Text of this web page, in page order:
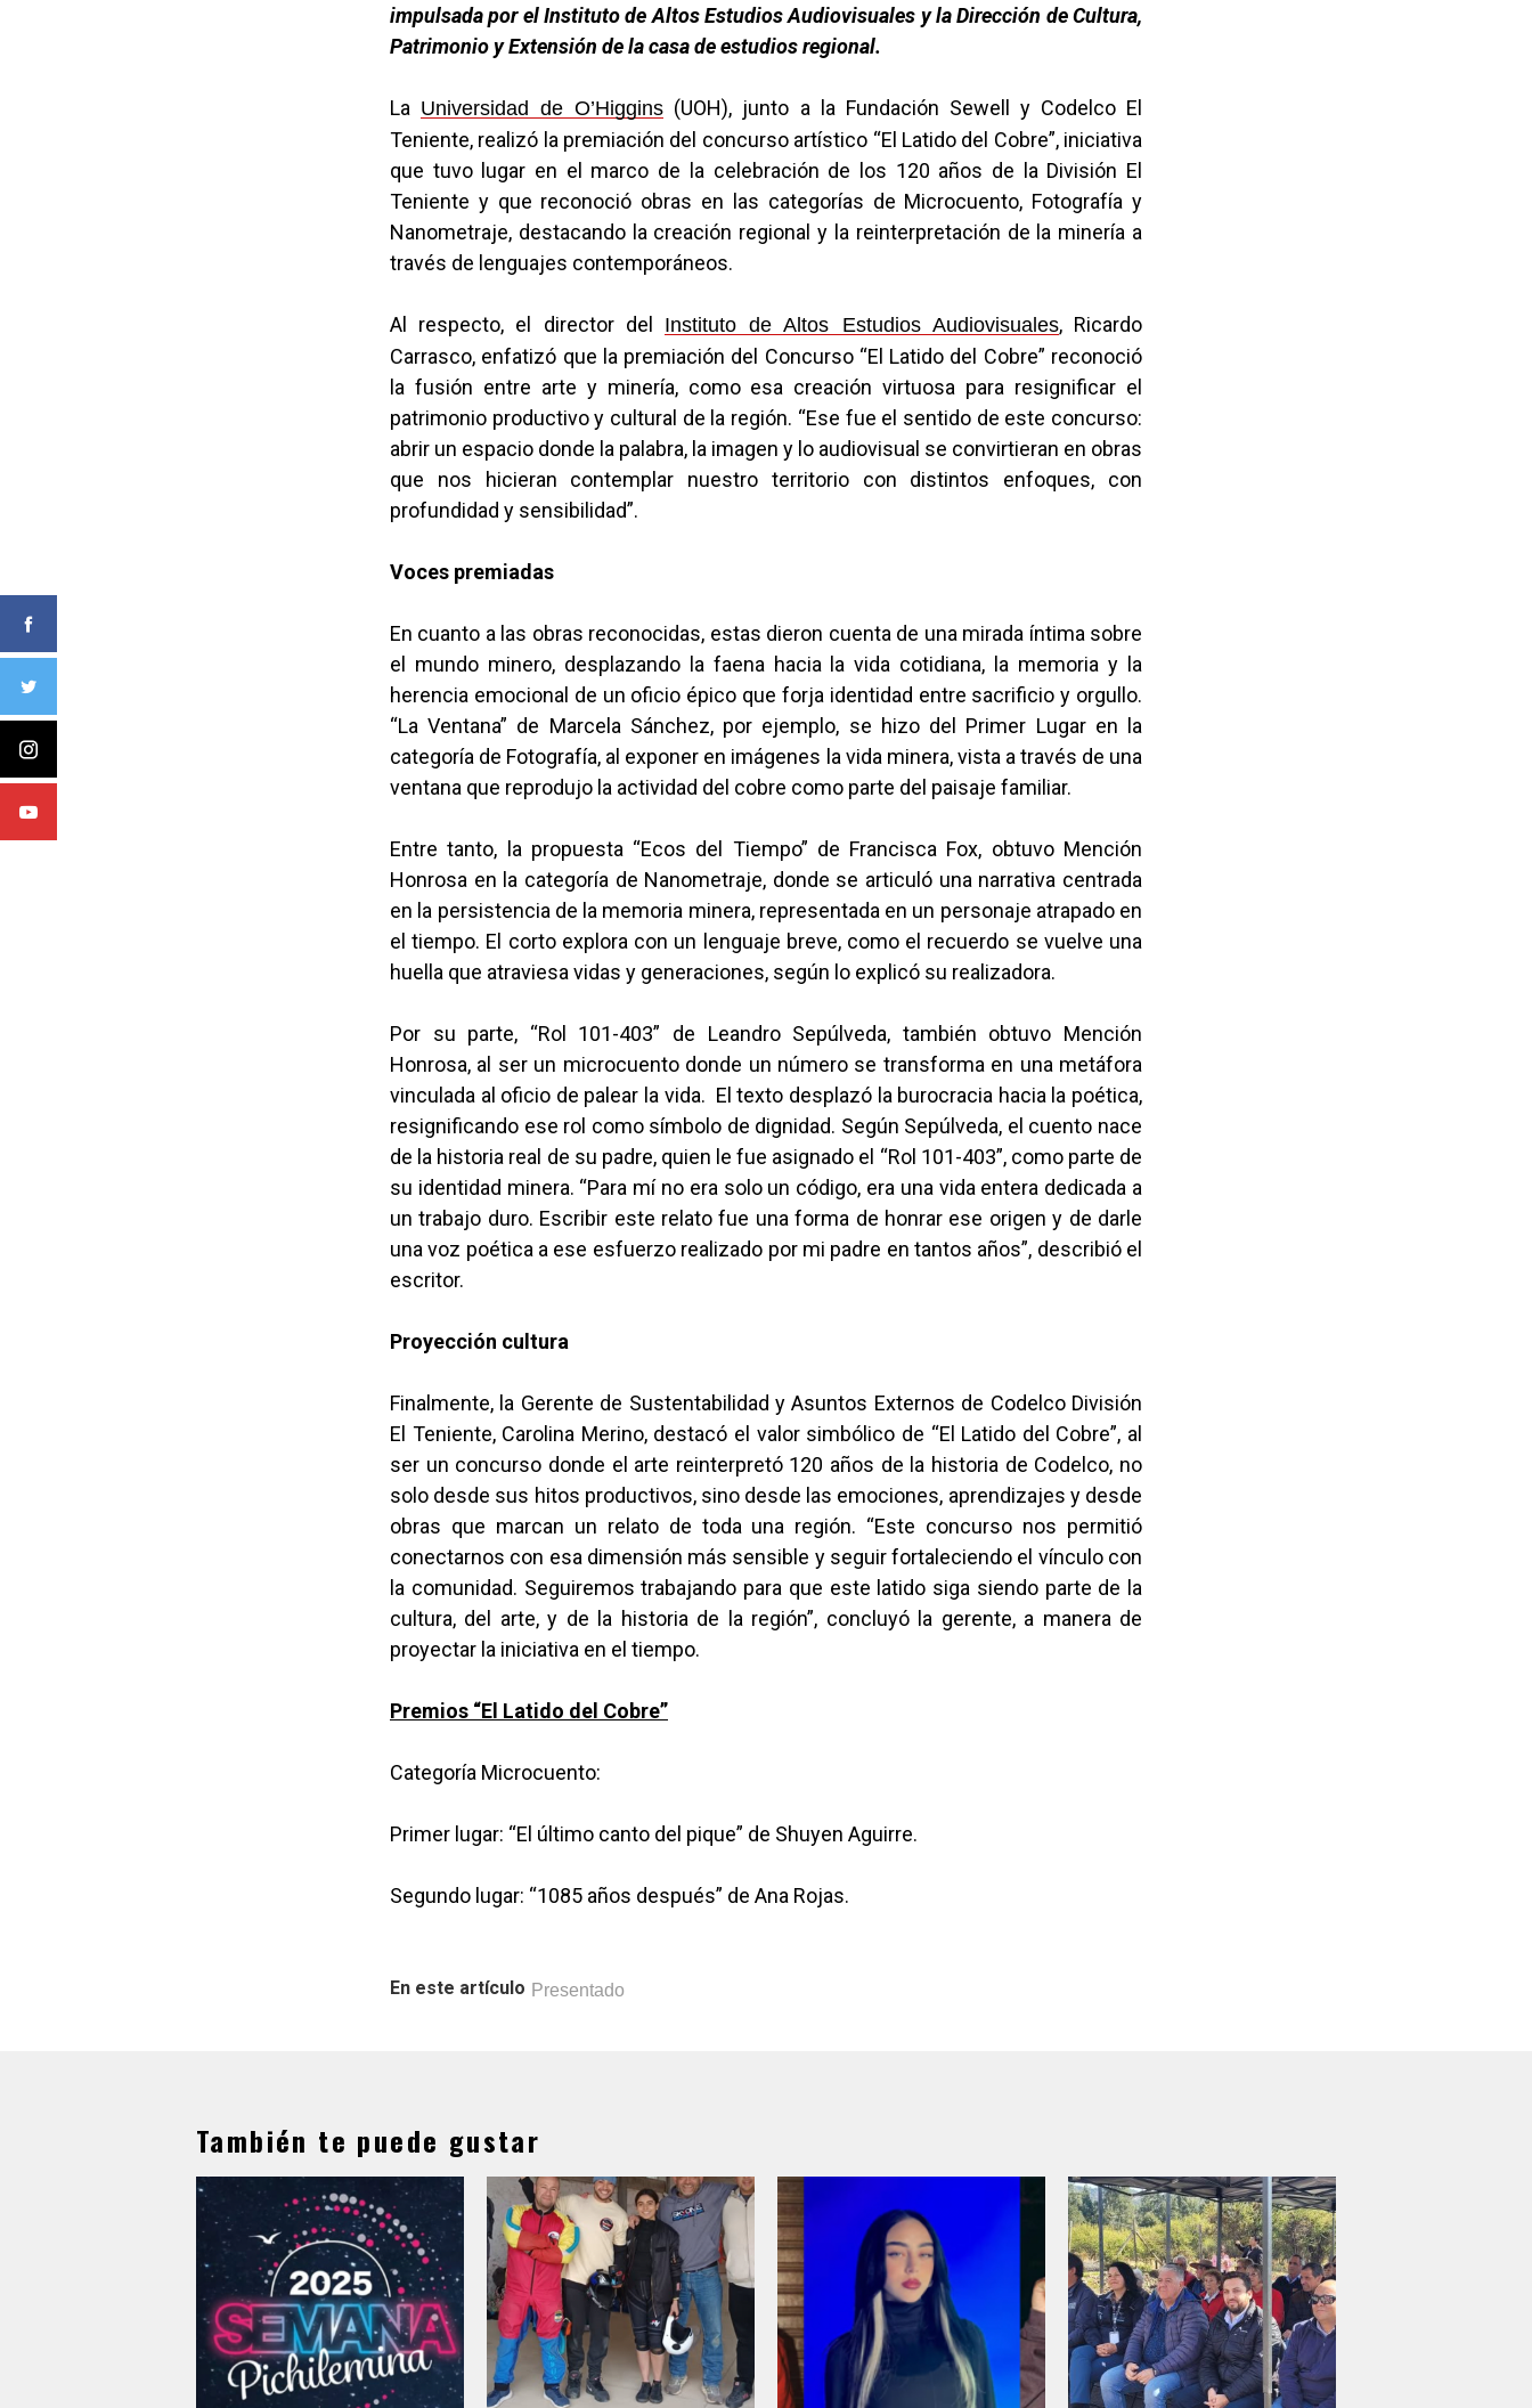
impulsada por el Instituto de Altos Estudios Audiovisuales y la Dirección de Cultura,
Patrimonio y Extensión de la casa de estudios regional.
La Universidad de O’Higgins (UOH), junto a la Fundación Sewell y Codelco El
Teniente, realizó la premiación del concurso artístico “El Latido del Cobre”, iniciativa
que tuvo lugar en el marco de la celebración de los 120 años de la División El
Teniente y que reconoció obras en las categorías de Microcuento, Fotografía y
Nanometraje, destacando la creación regional y la reinterpretación de la minería a
través de lenguajes contemporáneos.
Al respecto, el director del Instituto de Altos Estudios Audiovisuales, Ricardo
Carrasco, enfatizó que la premiación del Concurso “El Latido del Cobre” reconoció
la fusión entre arte y minería, como esa creación virtuosa para resignificar el
patrimonio productivo y cultural de la región. “Ese fue el sentido de este concurso:
abrir un espacio donde la palabra, la imagen y lo audiovisual se convirtieran en obras
que nos hicieran contemplar nuestro territorio con distintos enfoques, con
profundidad y sensibilidad”.
Voces premiadas
En cuanto a las obras reconocidas, estas dieron cuenta de una mirada íntima sobre
el mundo minero, desplazando la faena hacia la vida cotidiana, la memoria y la
herencia emocional de un oficio épico que forja identidad entre sacrificio y orgullo.
“La Ventana” de Marcela Sánchez, por ejemplo, se hizo del Primer Lugar en la
categoría de Fotografía, al exponer en imágenes la vida minera, vista a través de una
ventana que reprodujo la actividad del cobre como parte del paisaje familiar.
Entre tanto, la propuesta “Ecos del Tiempo” de Francisca Fox, obtuvo Mención
Honrosa en la categoría de Nanometraje, donde se articuló una narrativa centrada
en la persistencia de la memoria minera, representada en un personaje atrapado en
el tiempo. El corto explora con un lenguaje breve, como el recuerdo se vuelve una
huella que atraviesa vidas y generaciones, según lo explicó su realizadora.
Por su parte, “Rol 101-403” de Leandro Sepúlveda, también obtuvo Mención
Honrosa, al ser un microcuento donde un número se transforma en una metáfora
vinculada al oficio de palear la vida. El texto desplazó la burocracia hacia la poética,
resignificando ese rol como símbolo de dignidad. Según Sepúlveda, el cuento nace
de la historia real de su padre, quien le fue asignado el “Rol 101-403”, como parte de
su identidad minera. “Para mí no era solo un código, era una vida entera dedicada a
un trabajo duro. Escribir este relato fue una forma de honrar ese origen y de darle
una voz poética a ese esfuerzo realizado por mi padre en tantos años”, describió el
escritor.
Proyección cultura
Finalmente, la Gerente de Sustentabilidad y Asuntos Externos de Codelco División
El Teniente, Carolina Merino, destacó el valor simbólico de “El Latido del Cobre”, al
ser un concurso donde el arte reinterpretó 120 años de la historia de Codelco, no
solo desde sus hitos productivos, sino desde las emociones, aprendizajes y desde
obras que marcan un relato de toda una región. “Este concurso nos permitió
conectarnos con esa dimensión más sensible y seguir fortaleciendo el vínculo con
la comunidad. Seguiremos trabajando para que este latido siga siendo parte de la
cultura, del arte, y de la historia de la región”, concluyó la gerente, a manera de
proyectar la iniciativa en el tiempo.
Premios “El Latido del Cobre”
Categoría Microcuento:
Primer lugar: “El último canto del pique” de Shuyen Aguirre.
Segundo lugar: “1085 años después” de Ana Rojas.
En este artículo Presentado
También te puede gustar